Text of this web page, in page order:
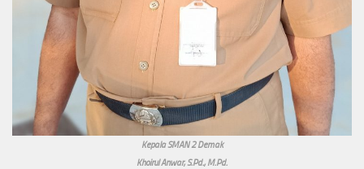
Kepala SMAN 2 Demak
Khoirul Anwar, S.Pd., M.Pd.